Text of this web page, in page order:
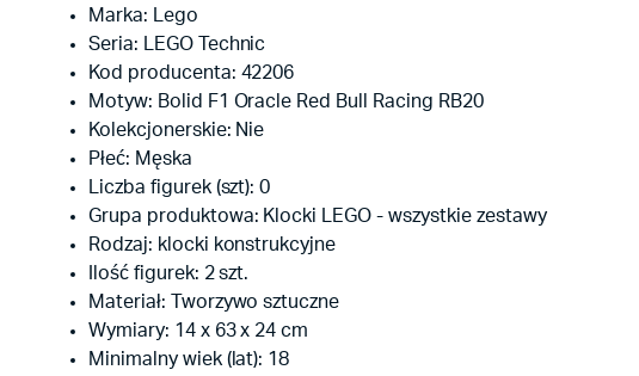
Marka: Lego
Seria: LEGO Technic
Kod producenta: 42206
Motyw: Bolid F1 Oracle Red Bull Racing RB20
Kolekcjonerskie: Nie
Płeć: Męska
Liczba figurek (szt): 0
Grupa produktowa: Klocki LEGO - wszystkie zestawy
Rodzaj: klocki konstrukcyjne
Ilość figurek: 2 szt.
Materiał: Tworzywo sztuczne
Wymiary: 14 x 63 x 24 cm
Minimalny wiek (lat): 18